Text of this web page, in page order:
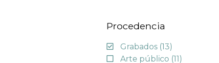
Procedencia
Grabados (13)
Arte público (11)